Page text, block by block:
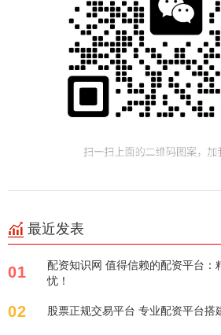
最近发表
01
配资知识网 值得信赖的配资平台：
忧！
02 股票正规交易平台 专业配资平台搭